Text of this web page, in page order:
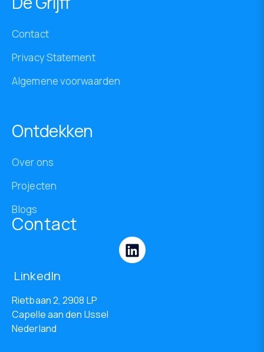
Contact
Privacy Statement
Algemene voorwaarden
Ontdekken
Over ons
Projecten
Blogs
Contact
LinkedIn
Rietbaan 2, 2908 LP
Capelle aan den IJssel
Nederland